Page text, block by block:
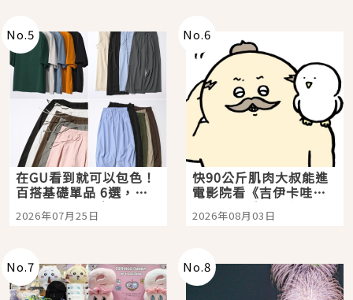
No.5
在GU看到就可以包色！
百搭基礎單品 6選，閉
眼全收也不心疼
2026年07月25日
No.6
快90公斤肌肉大叔能進
電影院看《吉伊卡哇》
嗎？日本重金屬樂團
「打首」會長與nagano
2026年08月03日
No.7 No.8